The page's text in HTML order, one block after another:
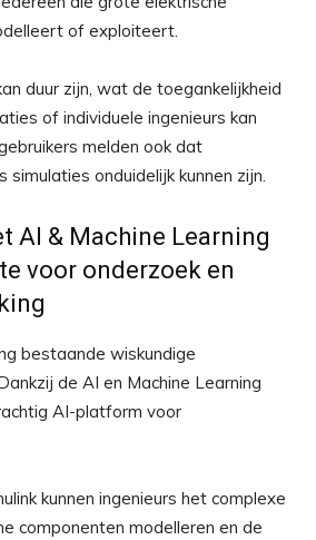
of exploiteert.
duur zijn, wat de toegankelijkheid
of individuele ingenieurs kan
melden ook dat
onduidelijk kunnen zijn.
AI & Machine Learning
voor onderzoek en
bestaande wiskundige
de AI en Machine Learning
AI-platform voor
kunnen ingenieurs het complexe
componenten modelleren en de